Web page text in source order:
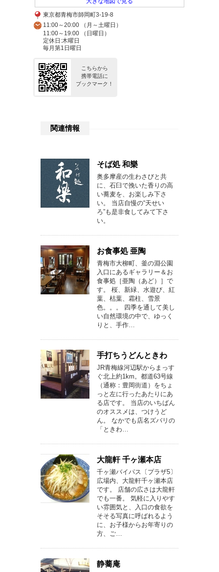
東京都青梅市師岡町3-19-8
11:00～20:00 （月～土曜日）
11:00～19:00 （日曜日）
定休日:木曜日
毎月第1日曜日
こちらから
携帯電話に
ブックマーク！
関連情報
そば処 和樂
奥多摩産の生わさびと共
に、石臼で挽いた香りの高
い蕎麦を、お楽しみ下さ
い。 当店自慢の“天せい
ろ”も是非食してみて下さ
い。
お食事処 亜陶
青梅市大柳町、釜の淵公園
入口にあるギャラリー＆お
食事処［亜陶（あど）］で
す。 桜、新緑、水遊び、紅
葉、枯葉、霜柱、雪景
色。。。 四季を通して美し
い自然環境の中で、ゆっく
りと、手作…
手打ちうどんときわ
JR青梅線河辺駅からまっす
ぐ北上約1km。都道63号線
（通称：豊岡街道）をちょ
っと左に行ったあたりにあ
る店です。 当店のいちばん
のオススメは、つけうど
ん。 なかでも店名ズバリの
「ときわ…
大龍軒 千ヶ瀬本店
千ヶ瀬バイパス〔プラザ5〕
広場内、大龍軒千ヶ瀬本店
です。 店舗の広さは大龍軒
でも一番。 気軽に入りやす
い雰囲気と、入口の食欲を
そそる写真に呼ばれるよう
に、お子様からお年寄りの
方、ご…
静蕎庵